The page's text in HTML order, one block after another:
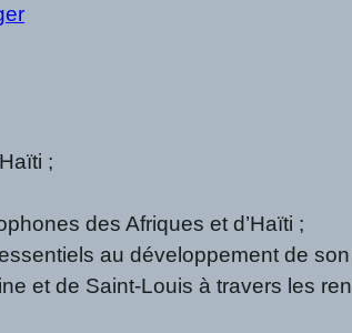
;
des Afriques et d’Haïti ;
au développement de
et de Saint-Louis à travers les